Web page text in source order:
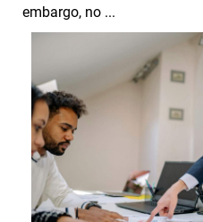
embargo, no ...